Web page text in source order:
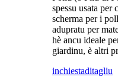
spessu usata
scherma per i
adupratu per
hè ancu ideale
giardinu, è altri
inchiestaditagliu